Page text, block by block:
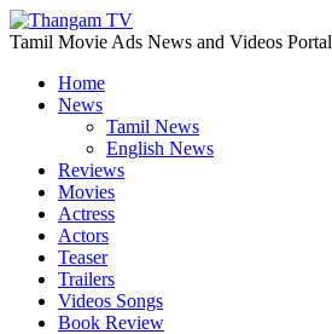
Tamil Movie Ads News and Videos Portal
Home
News
Tamil News
English News
Reviews
Movies
Actress
Actors
Teaser
Trailers
Videos Songs
Book Review